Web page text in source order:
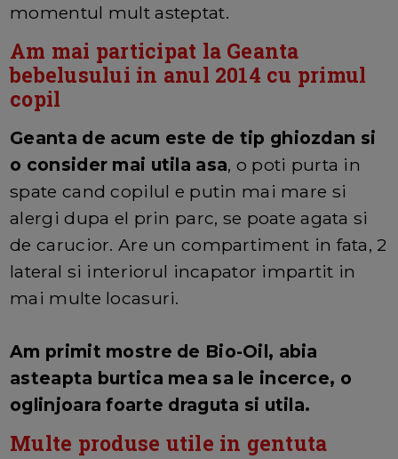
momentul mult asteptat.
Am mai participat la Geanta
bebelusului in anul 2014 cu primul
copil
Geanta de acum este de tip ghiozdan si
o consider mai utila asa, o poti purta in
spate cand copilul e putin mai mare si
alergi dupa el prin parc, se poate agata si
de carucior. Are un compartiment in fata, 2
lateral si interiorul incapator impartit in
mai multe locasuri.
Am primit mostre de Bio-Oil, abia
asteapta burtica mea sa le incerce, o
oglinjoara foarte draguta si utila.
Multe produse utile in gentuta